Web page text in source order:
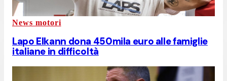
News motori
Lapo Elkann dona 450mila euro alle famiglie
italiane in difficoltà